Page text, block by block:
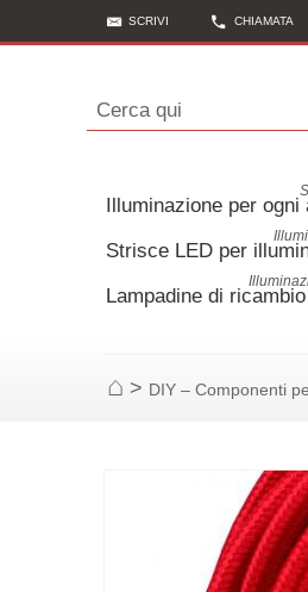
SCRIVI CHIAMATA
Cerca qui
Illuminazione per ogni
Strisce LED per
Lampadine di
Casa
> DIY – Componenti